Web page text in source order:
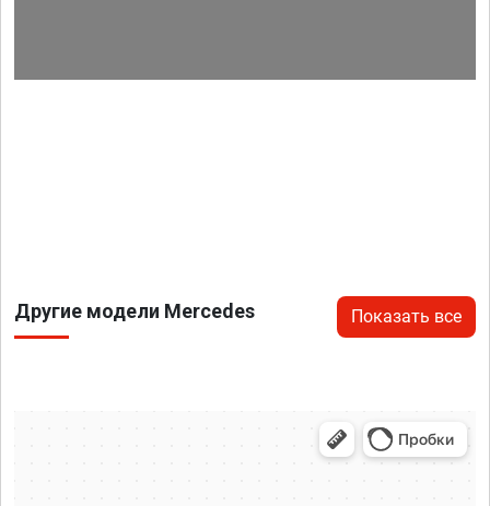
Другие модели Mercedes Показать все